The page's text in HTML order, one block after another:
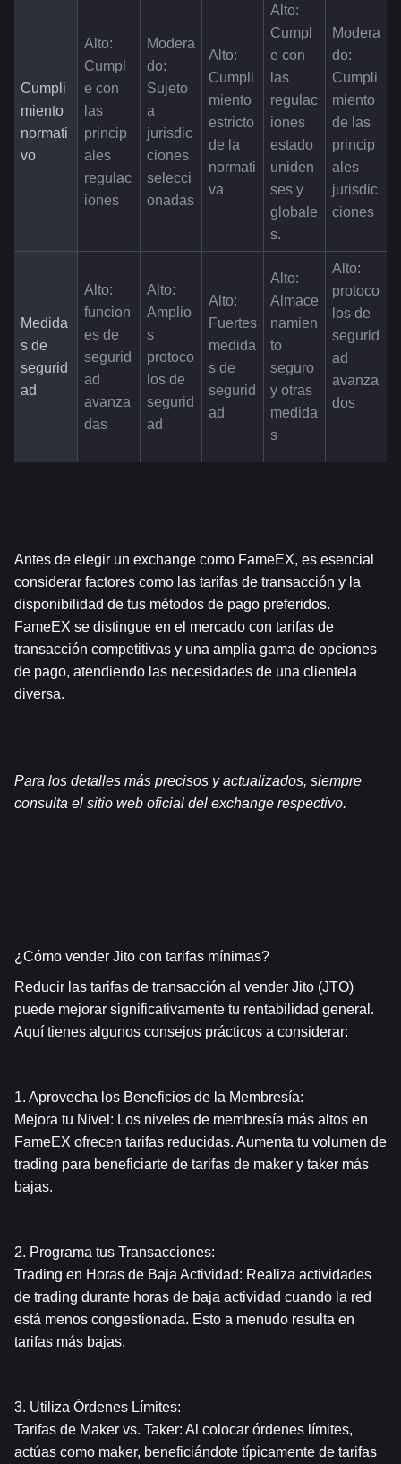
Cumpli
miento
normati
vo
Alto:
Cumpl
e con
las
princip
ales
regulac
iones
Modera
do:
Sujeto
a
jurisdic
ciones
selecci
onadas
Alto:
Cumpli
miento
estricto
de la
normati
va
Alto:
Cumpl
e con
las
regulac
iones
estado
uniden
ses y
globale
s.
Modera
do:
Cumpli
miento
de las
princip
ales
jurisdic
ciones
Medida
s de
segurid
ad
Alto:
funcion
es de
segurid
ad
avanza
das
Alto:
Amplio
s
protoco
los de
segurid
ad
Alto:
Fuertes
medida
s de
segurid
ad
Alto:
Almace
namien
to
seguro
y otras
medida
s
Alto:
protoco
los de
segurid
ad
avanza
dos
Antes de elegir un exchange como FameEX, es esencial
considerar factores como las tarifas de transacción y la
disponibilidad de tus métodos de pago preferidos.
FameEX se distingue en el mercado con tarifas de
transacción competitivas y una amplia gama de opciones
de pago, atendiendo las necesidades de una clientela
diversa.
Para los detalles más precisos y actualizados, siempre
consulta el sitio web oficial del exchange respectivo.
¿Cómo vender Jito con tarifas mínimas?
Reducir las tarifas de transacción al vender Jito (JTO)
puede mejorar significativamente tu rentabilidad general.
Aquí tienes algunos consejos prácticos a considerar:
1. Aprovecha los Beneficios de la Membresía:
Mejora tu Nivel: Los niveles de membresía más altos en
FameEX ofrecen tarifas reducidas. Aumenta tu volumen de
trading para beneficiarte de tarifas de maker y taker más
bajas.
2. Programa tus Transacciones:
Trading en Horas de Baja Actividad: Realiza actividades
de trading durante horas de baja actividad cuando la red
está menos congestionada. Esto a menudo resulta en
tarifas más bajas.
3. Utiliza Órdenes Límites:
Tarifas de Maker vs. Taker: Al colocar órdenes límites,
actúas como maker, beneficiándote típicamente de tarifas